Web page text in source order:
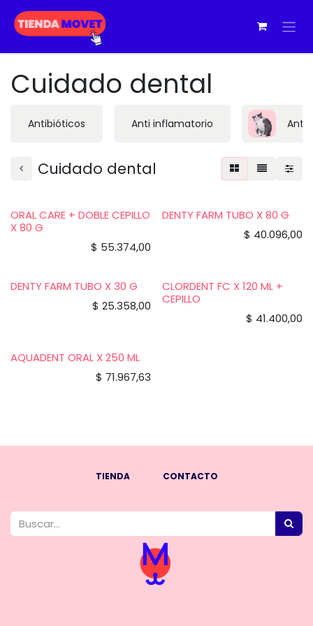
Cuidado dental
Antibióticos Anti inflamatorio
Cuidado dental
ORAL CARE + DOBLE CEPILLO
X 80 G
$ 55.374,00
DENTY FARM TUBO X 80 G
$ 40.096,00
DENTY FARM TUBO X 30 G
$ 25.358,00
CLORDENT FC X 120 ML +
CEPILLO
$ 41.400,00
AQUADENT ORAL X 250 ML
$ 71.967,63
TIENDA CONTACTO